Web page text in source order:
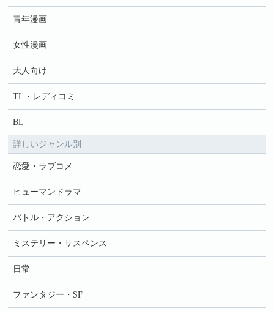
青年漫画
女性漫画
大人向け
TL・レディコミ
BL
詳しいジャンル別
恋愛・ラブコメ
ヒューマンドラマ
バトル・アクション
ミステリー・サスペンス
日常
ファンタジー・SF